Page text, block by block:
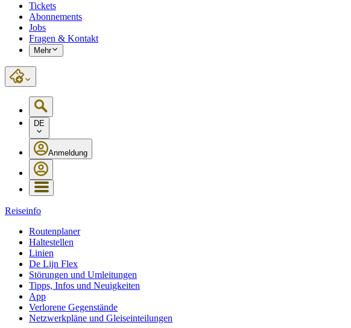
Tickets
Abonnements
Jobs
Fragen & Kontakt
Mehr
DE
Anmeldung
Reiseinfo
Routenplaner
Haltestellen
Linien
De Lijn Flex
Störungen und Umleitungen
Tipps, Infos und Neuigkeiten
App
Verlorene Gegenstände
Netzwerkpläne und Gleiseinteilungen